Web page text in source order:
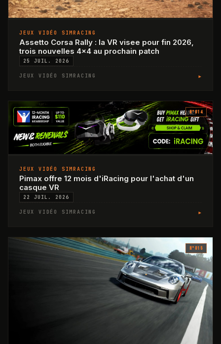
JEUX VIDÉO SIMRACING
Assetto Corsa Rally : la VR visee pour fin 2026,
trois nouvelles 4x4 au prochain patch
25 JUIL. 2026
JEUX VIDÉO SIMRACING ▸
N°014
JEUX VIDÉO SIMRACING
Pimax offre 12 mois d'iRacing pour l'achat d'un
casque VR
22 JUIL. 2026
JEUX VIDÉO SIMRACING ▸
N°015